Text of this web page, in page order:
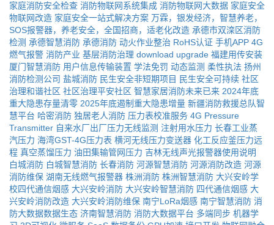
家庭消防安全检查 消防物联网系统集成 消防物联网大数据 家庭安全
物联网改造 家庭安全一站式解决方案 万霖，银发经济，智慧养老，
SOS报警器，养老安全，全国招商，适老化改造 承德市双滦区消防
检测 承德智慧消防 承德消防 动火作业整治 RoHS认证 手机APP 4G
燃气报警 消防产业 基层消防治理 download upgrade 福建用传安装
厦门智慧消防 用户信息传输装置 学法免罚 动态监测 柔性执法 扬州
消防检测公司 盐城消防 民生安全非短期项目 民生安全可持续 社区
治理和谐社区 社区治理平安社区 智慧家居消防未来已来 2024年底
重大隐患存量清零 2025年底遏制重大隐患增量 新疆消防救援总队智
慧平台 哈密消防 独居老人消防 压力表校准服务 4G Pressure
Transmitter 自来水厂出厂压力无线监测 注射用水压力 长春工业蒸
汽压力 海湾GST-4G压力表 横河无线压力变送器 化工反应釜压力远
程 真空蒸馏压力 油田集输管网压力 吉林无线声光报警器使用说明
白城消防 白城智慧消防 长春消防 河源智慧消防 河源消防改造 河源
消防维保 湖南无线燃气报警器 株洲消防 株洲智慧消防 大兴安岭学
校四代通信烟感 大兴安岭消防 大兴安岭智慧消防 四代通信烟感 大
兴安岭消防改造 大兴安岭消防维保 南宁LoRa烟感 南宁智慧消防 消
防大数据数据生态 济南智慧消防 消防大数据平台 多端同步 机器学